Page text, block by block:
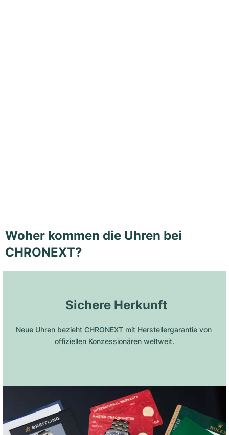
Woher kommen die Uhren bei
CHRONEXT?
Sichere Herkunft
Neue Uhren bezieht CHRONEXT mit Herstellergarantie von
offiziellen Konzessionären weltweit.